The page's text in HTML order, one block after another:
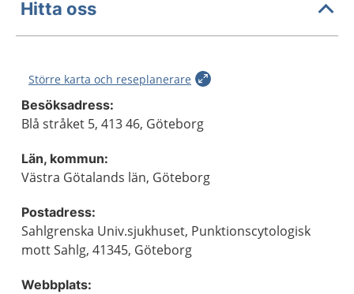
Hitta oss
Större karta och reseplanerare
Besöksadress:
Blå stråket 5, 413 46, Göteborg
Län, kommun:
Västra Götalands län, Göteborg
Postadress:
Sahlgrenska Univ.sjukhuset, Punktionscytologisk
mott Sahlg, 41345, Göteborg
Webbplats: